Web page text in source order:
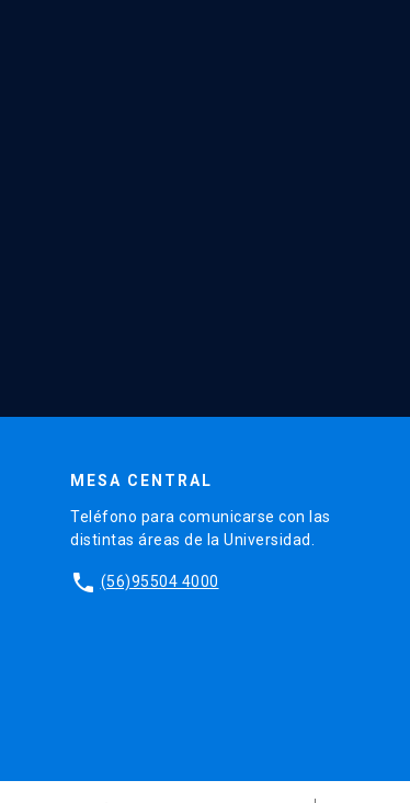
MESA CENTRAL
Teléfono para comunicarse con las
distintas áreas de la Universidad.
phone (56)95504 4000